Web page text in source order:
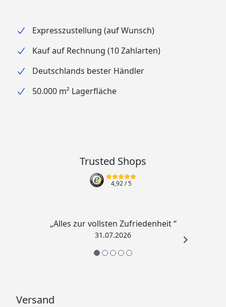
Expresszustellung (auf Wunsch)
Kauf auf Rechnung (10 Zahlarten)
Deutschlands bester Händler
50.000 m² Lagerfläche
Trusted Shops
4,92/ 5
„Alles zur vollsten Zufriedenheit “
31.07.2026
Versand